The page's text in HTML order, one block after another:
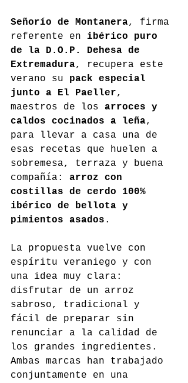
Señorío de Montanera, firma
referente en ibérico puro
de la D.O.P. Dehesa de
Extremadura, recupera este
verano su pack especial
junto a El Paeller,
maestros de los arroces y
caldos cocinados a leña,
para llevar a casa una de
esas recetas que huelen a
sobremesa, terraza y buena
compañía: arroz con
costillas de cerdo 100%
ibérico de bellota y
pimientos asados .
La propuesta vuelve con
espíritu veraniego y con
una idea muy clara:
disfrutar de un arroz
sabroso, tradicional y
fácil de preparar sin
renunciar a la calidad de
los grandes ingredientes.
Ambas marcas han trabajado
conjuntamente en una